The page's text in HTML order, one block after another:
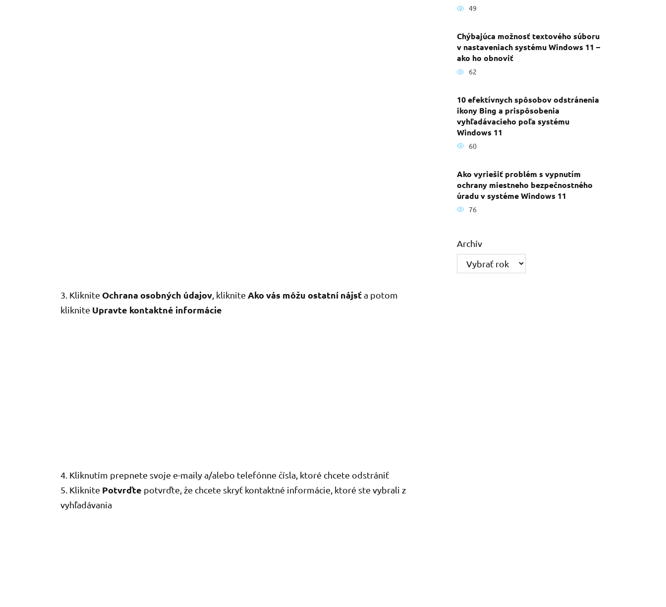
3. Kliknite Ochrana osobných údajov , kliknite Ako vás môžu ostatní nájsťa potom
kliknite Upravte kontaktné informácie
4. Kliknutím prepnete svoje e-maily a/alebo telefónne čísla, ktoré chcete odstrániť
5. Kliknite Potvrďte potvrďte, že chcete skryť kontaktné informácie, ktoré ste vybrali z
vyhľadávania
49
Chýbajúca možnosť textového súboru
v nastaveniach systému Windows 11 –
ako ho obnoviť
62
10 efektívnych spôsobov odstránenia
ikony Bing a prispôsobenia
vyhľadávacieho poľa systému
Windows 11
60
Ako vyriešiť problém s vypnutím
ochrany miestneho bezpečnostného
úradu v systéme Windows 11
76
Archív